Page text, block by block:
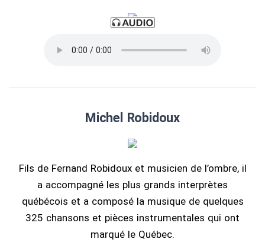
Michel Robidoux
Fils de Fernand Robidoux et musicien de l’ombre, il
a accompagné les plus grands interprètes
québécois et a composé la musique de quelques
325 chansons et pièces instrumentales qui ont
marqué le Québec.